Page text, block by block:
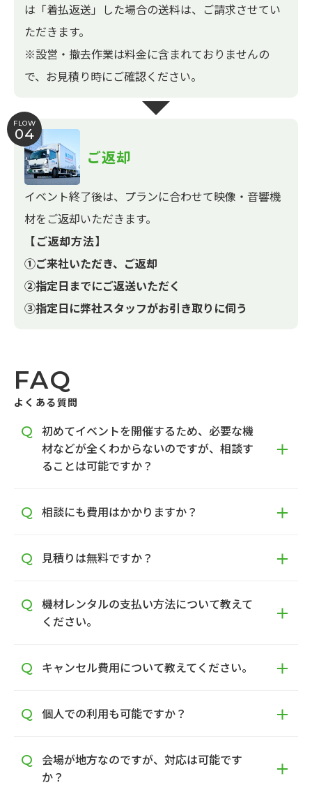
は「着払返送」した場合の送料は、ご請求させてい
ただきます。
※設営・撤去作業は料金に含まれておりませんの
で、お見積り時にご確認ください。
FLOW
04
ご返却
イベント終了後は、プランに合わせて映像・音響機
材をご返却いただきます。
【ご返却方法】
①ご来社いただき、ご返却
②指定日までにご返送いただく
③指定日に弊社スタッフがお引き取りに伺う
FAQ
よくある質問
初めてイベントを開催するため、必要な機
材などが全くわからないのですが、相談す
ることは可能ですか？
相談にも費用はかかりますか？
見積りは無料ですか？
機材レンタルの支払い方法について教えて
ください。
キャンセル費用について教えてください。
個人での利用も可能ですか？
会場が地方なのですが、対応は可能です
か？